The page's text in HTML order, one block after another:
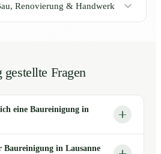
Renovierung & Handwerk
gestellte Fragen
eine Baureinigung in
Baureinigung in Lausanne